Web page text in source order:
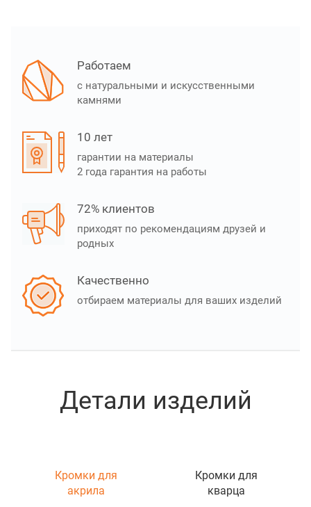
Работаем
с натуральными и искусственными
камнями
10 лет
гарантии на материалы
2 года гарантия на работы
72% клиентов
приходят по рекомендациям друзей и
родных
Качественно
отбираем материалы для ваших изделий
Детали изделий
Кромки для
акрила
Кромки для
кварца